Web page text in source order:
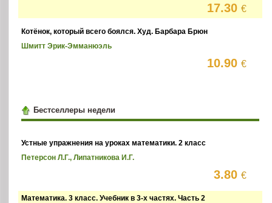
17.30€
Котёнок, который всего боялся. Худ. Барбара Брюн
Шмитт Эрик-Эмманюэль
10.90€
Бестселлеры недели
Устные упражнения на уроках математики. 2 класс
Петерсон Л.Г., Липатникова И.Г.
3.80€
Математика. 3 класс. Учебник в 3-х частях. Часть 2